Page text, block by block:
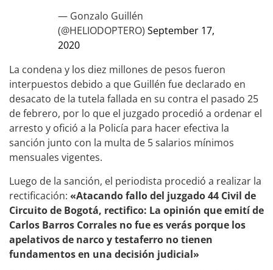
— Gonzalo Guillén
(@HELIODOPTERO) September 17,
2020
La condena y los diez millones de pesos fueron
interpuestos debido a que Guillén fue declarado en
desacato de la tutela fallada en su contra el pasado 25
de febrero, por lo que el juzgado procedió a ordenar el
arresto y ofició a la Policía para hacer efectiva la
sanción junto con la multa de 5 salarios mínimos
mensuales vigentes.
Luego de la sanción, el periodista procedió a realizar la
rectificación: «Atacando fallo del juzgado 44 Civil de
Circuito de Bogotá, rectifico: La opinión que emití de
Carlos Barros Corrales no fue es verás porque los
apelativos de narco y testaferro no tienen
fundamentos en una decisión judicial»